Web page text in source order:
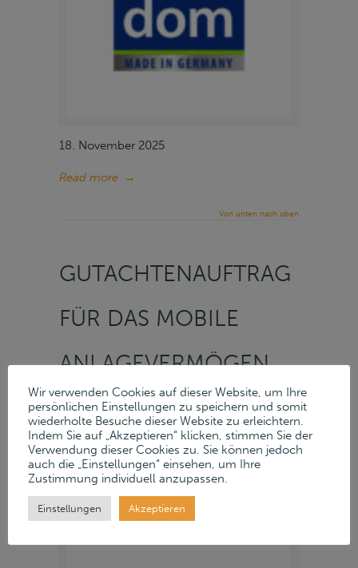
18. November 2025
Read more →
Von unten nach oben
GUTACHTENAUFTRAG
FÜR DAS MOBILE
ANLAGEVERMÖGEN
VON REIFF
TECHNISCHE
PRODUKTE GMBH
Wir verwenden Cookies auf dieser Website, um Ihre
persönlichen Einstellungen zu speichern und somit
wiederholte Besuche dieser Website zu erleichtern.
Indem Sie auf „Akzeptieren“ klicken, stimmen Sie der
Verwendung dieser Cookies zu. Sie können jedoch
auch die „Einstellungen“ einsehen, um Ihre
Zustimmung individuell anzupassen.
Einstellungen Akzeptieren